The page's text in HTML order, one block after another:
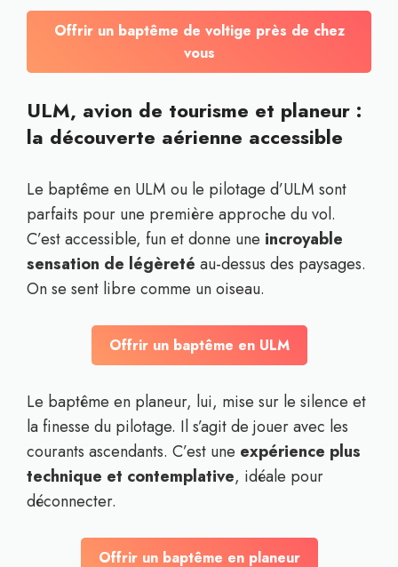
Offrir un baptême de voltige près de chez
vous
ULM, avion de tourisme et planeur :
la découverte aérienne accessible
Le baptême en ULM ou le pilotage d’ULM sont
parfaits pour une première approche du vol.
C’est accessible, fun et donne une incroyable
sensation de légèreté au-dessus des paysages.
On se sent libre comme un oiseau.
Offrir un baptême en ULM
Le baptême en planeur, lui, mise sur le silence et
la finesse du pilotage. Il s’agit de jouer avec les
courants ascendants. C’est une expérience plus
technique et contemplative, idéale pour
déconnecter.
Offrir un baptême en planeur